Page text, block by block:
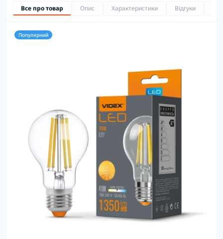
Все про товар Опис Характеристики Відгуки
Популярний